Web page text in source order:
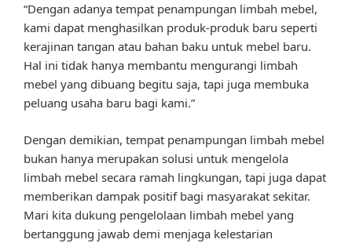
“Dengan adanya tempat penampungan limbah mebel,
kami dapat menghasilkan produk-produk baru seperti
kerajinan tangan atau bahan baku untuk mebel baru.
Hal ini tidak hanya membantu mengurangi limbah
mebel yang dibuang begitu saja, tapi juga membuka
peluang usaha baru bagi kami.”
Dengan demikian, tempat penampungan limbah mebel
bukan hanya merupakan solusi untuk mengelola
limbah mebel secara ramah lingkungan, tapi juga dapat
memberikan dampak positif bagi masyarakat sekitar.
Mari kita dukung pengelolaan limbah mebel yang
bertanggung jawab demi menjaga kelestarian